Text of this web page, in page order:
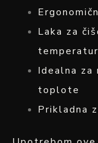
Laka za
Idealna za
toplote
Prikladna